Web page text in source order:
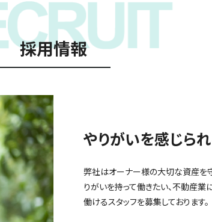
採用情報
やりがいを感じら
弊社はオーナー様の大切な資産を
りがいを持って働きたい、不動産
働けるスタッフを募集しております。